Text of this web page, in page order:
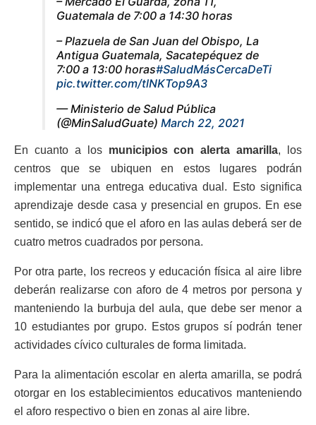
Guatemala de 7:00 a 14:30 horas
– Plazuela de San Juan del Obispo, La
Antigua Guatemala, Sacatepéquez de
7:00 a 13:00 horas#SaludMásCercaDeTi
pic.twitter.com/tlNKTop9A3
— Ministerio de Salud Pública
(@MinSaludGuate) March 22, 2021
En cuanto a los municipios con alerta amarilla, los
centros que se ubiquen en estos lugares podrán
implementar una entrega educativa dual. Esto significa
aprendizaje desde casa y presencial en grupos. En ese
sentido, se indicó que el aforo en las aulas deberá ser de
cuatro metros cuadrados por persona.
Por otra parte, los recreos y educación física al aire libre
deberán realizarse con aforo de 4 metros por persona y
manteniendo la burbuja del aula, que debe ser menor a
10 estudiantes por grupo. Estos grupos sí podrán tener
actividades cívico culturales de forma limitada.
Para la alimentación escolar en alerta amarilla, se podrá
otorgar en los establecimientos educativos manteniendo
el aforo respectivo o bien en zonas al aire libre.